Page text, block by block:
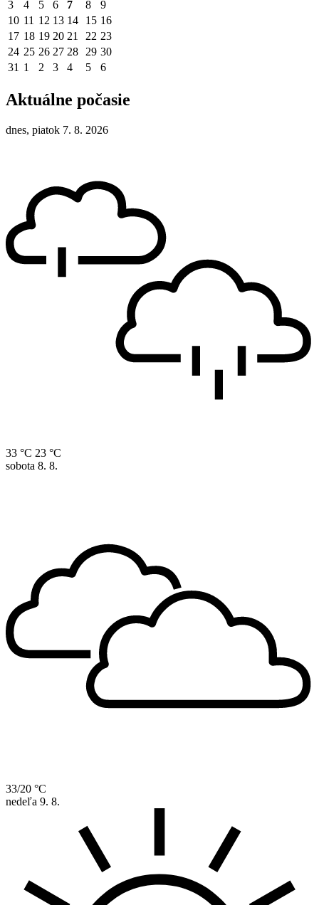
3 4 5 6 7 8
9
10 11 12 13 14 15 16
17 18 19 20 21 22 23
24 25 26 27 28 29 30
31 1 2 3 4 5 6
Aktuálne počasie
dnes, piatok 7. 8. 2026
33 °C 23 °C
sobota 8. 8.
33/20 °C
nedeľa 9. 8.